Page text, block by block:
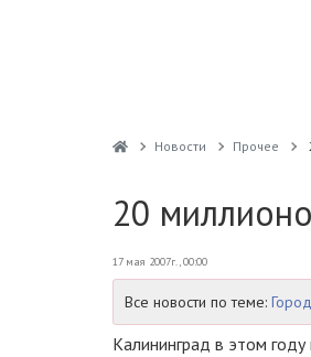
Новости Прочее
20
17 мая 2007г., 00:00
Все новости по теме: Город
Калининград в этом